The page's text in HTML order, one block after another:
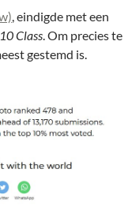
, eindigde met een
Class . Om precies te
gestemd is.